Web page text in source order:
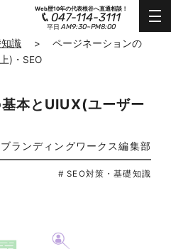
Web歴10年の代表根谷へ直通相談！
047-114-3111
平日AM9:30~PM8:00
識 >
ページネーションの
)・SEO
本とUIUX(ユーザー
ランディングワークス編集部
# SEO対策・基礎知識